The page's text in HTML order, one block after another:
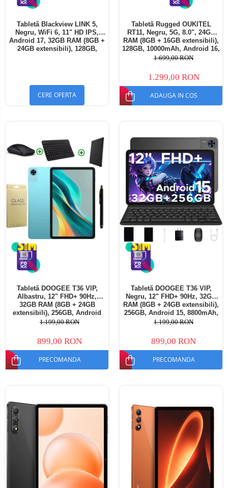
Tabletă Blackview LINK 5,
Negru, WiFi 6, 11" HD IPS,
Android 17, 32GB RAM (8GB +
24GB extensibili), 128GB,
CERE OFERTA
Tabletă Rugged OUKITEL
RT11, Negru, 5G, 8.0", 24GB
RAM (8GB + 16GB extensibili),
128GB, 10000mAh, Android 16,
Cameră 16MP AI, Dock
1.699,00 RON
1.299,00 RON
ADAUGA IN COS
Tabletă DOOGEE T36 VIP,
Albastru, 12" FHD+ 90Hz,
32GB RAM (8GB + 24GB
extensibili), 256GB, Android
15, 8800mAh, Dual SIM
1.199,00 RON
899,00 RON
PRECOMANDA
Tabletă DOOGEE T36 VIP,
Negru, 12" FHD+ 90Hz, 32GB
RAM (8GB + 24GB extensibili),
256GB, Android 15, 8800mAh,
Dual SIM
1.199,00 RON
899,00 RON
PRECOMANDA